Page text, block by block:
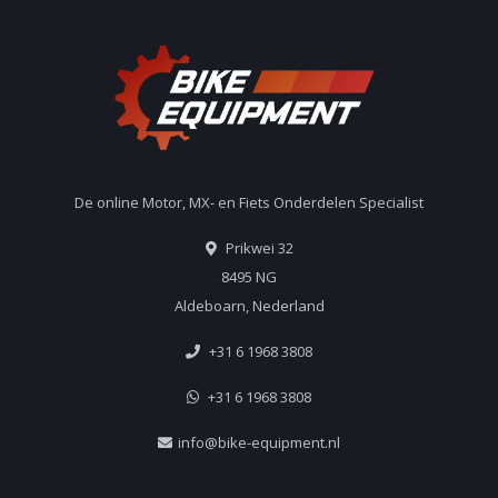
De online Motor, MX- en Fiets Onderdelen Specialist
Prikwei 32
8495 NG
Aldeboarn, Nederland
+31 6 1968 3808
+31 6 1968 3808
info@bike-equipment.nl